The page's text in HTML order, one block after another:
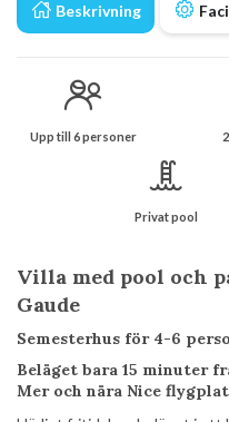
Beskrivning
Upp till 6 personer
Privat pool
Villa med pool och
Gaude
Semesterhus för 4-6
Beläget bara 15 minuter
Mer och nära Nice